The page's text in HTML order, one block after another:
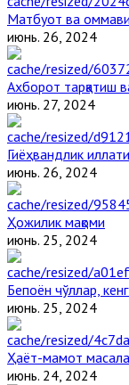
Матбуот ва
июнь. 26, 2024
Ахборот тарқатиш
июнь. 27, 2024
Гиёҳвандлик иллати
июнь. 26, 2024
Ҳожилик мақоми
июнь. 25, 2024
Бепоён чўллар,
июнь. 25, 2024
Ҳаёт-мамот
июнь. 24, 2024